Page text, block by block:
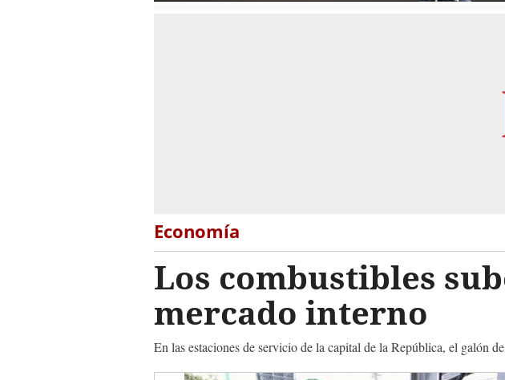
Economía
Los combustibles
mercado interno
En las estaciones de servicio de la capital de la República, el galón